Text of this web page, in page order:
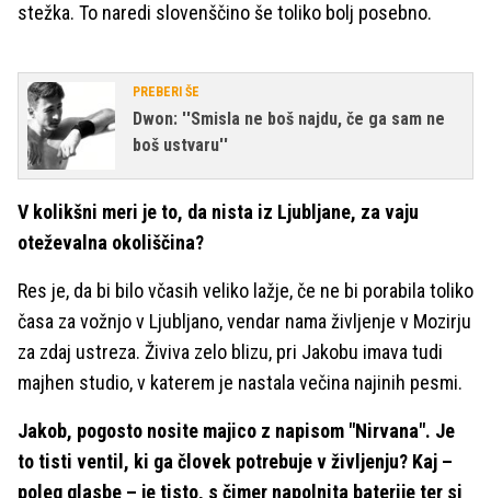
stežka. To naredi slovenščino še toliko bolj posebno.
PREBERI ŠE
Dwon: ''Smisla ne boš najdu, če ga sam ne
boš ustvaru''
V kolikšni meri je to, da nista iz Ljubljane, za vaju
oteževalna okoliščina?
Res je, da bi bilo včasih veliko lažje, če ne bi porabila toliko
časa za vožnjo v Ljubljano, vendar nama življenje v Mozirju
za zdaj ustreza. Živiva zelo blizu, pri Jakobu imava tudi
majhen studio, v katerem je nastala večina najinih pesmi.
Jakob, pogosto nosite majico z napisom "Nirvana". Je
to tisti ventil, ki ga človek potrebuje v življenju? Kaj –
poleg glasbe – je tisto, s čimer napolnita baterije ter si